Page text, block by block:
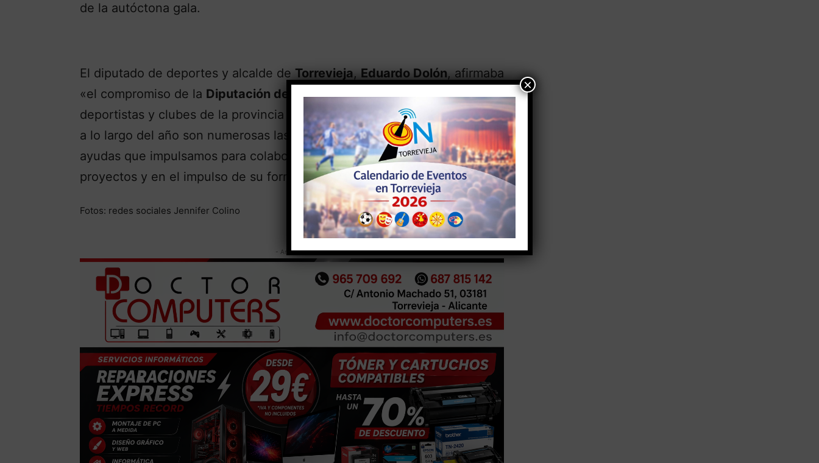
de la autóctona gala.
El diputado de deportes y alcalde de Torrevieja, Eduardo Dolón, afirmaba
«el compromiso de la Diputación de Alicantecon los ayuntamientos,
deportistas y clubes de la provincia en esta materia es absoluto. Por ello,
a lo largo del año son numerosas las convocatorias y programas de
ayudas que impulsamos para colaborar con ellos en el desarrollo de sus
proyectos y en el impulso de su formación»
Fotos: redes sociales Jennifer Colino
- Anuncio -
×